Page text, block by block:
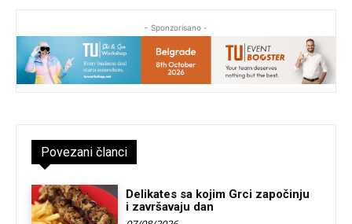
- Sponzorisano -
Povezani članci
Delikates sa kojim Grci započinju
i završavaju dan